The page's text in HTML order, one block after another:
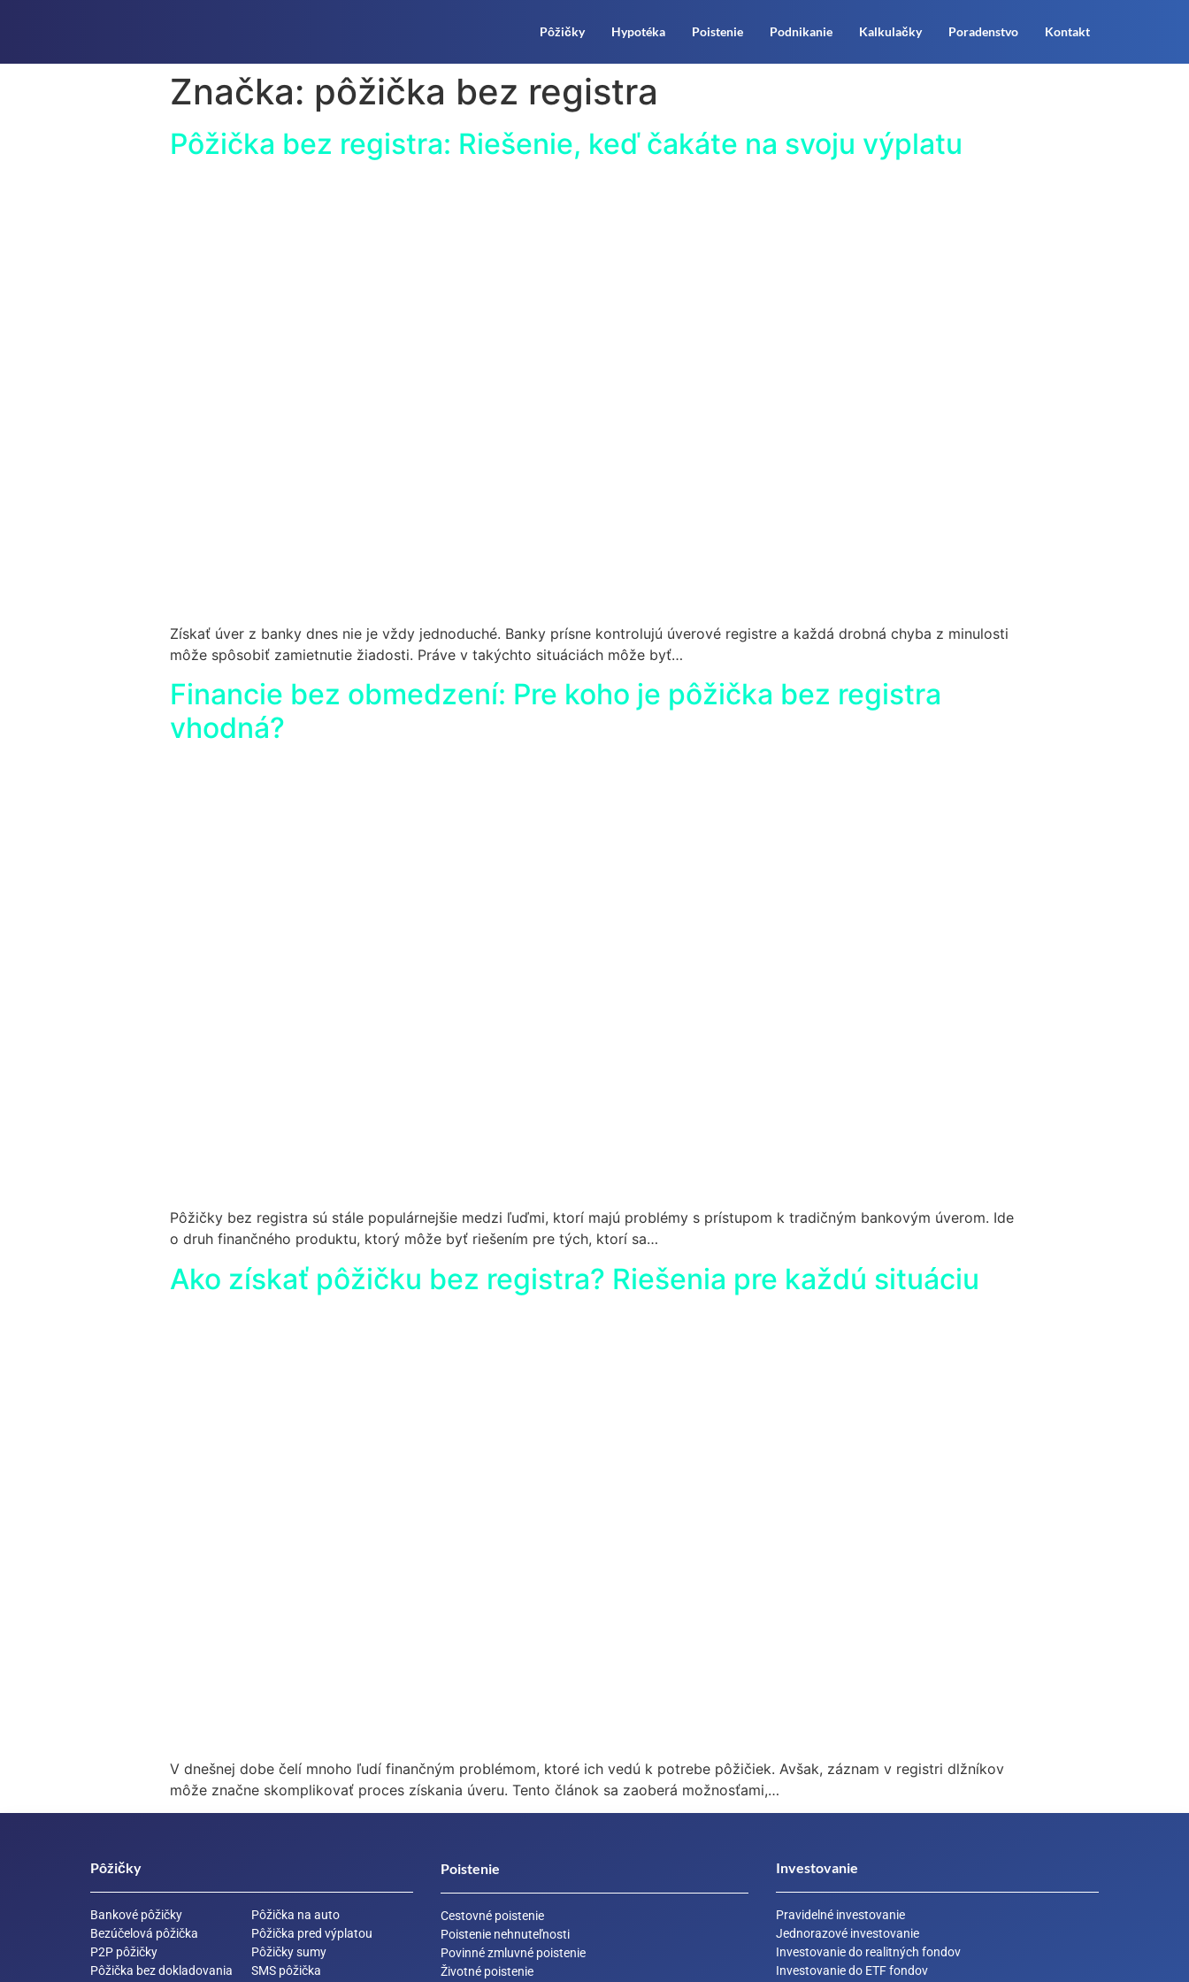
Pôžičky Hypotéka Poistenie Podnikanie Kalkulačky Poradenstvo Kontakt
Značka: pôžička bez registra
Pôžička bez registra: Riešenie, keď čakáte na svoju výplatu
Získať úver z banky dnes nie je vždy jednoduché. Banky prísne kontrolujú úverové registre a každá drobná chyba z minulosti
môže spôsobiť zamietnutie žiadosti. Práve v takýchto situáciách môže byť…
Financie bez obmedzení: Pre koho je pôžička bez registra
vhodná?
Pôžičky bez registra sú stále populárnejšie medzi ľuďmi, ktorí majú problémy s prístupom k tradičným bankovým úverom. Ide
o druh finančného produktu, ktorý môže byť riešením pre tých, ktorí sa…
Ako získať pôžičku bez registra? Riešenia pre každú situáciu
V dnešnej dobe čelí mnoho ľudí finančným problémom, ktoré ich vedú k potrebe pôžičiek. Avšak, záznam v registri dlžníkov
môže značne skomplikovať proces získania úveru. Tento článok sa zaoberá možnosťami,…
Pôžičky
Bankové pôžičky
Bezúčelová pôžička
P2P pôžičky
Pôžička bez dokladovania
Pôžička na auto
Pôžička pred výplatou
Pôžičky sumy
SMS pôžička
Poistenie
Cestovné poistenie
Poistenie nehnuteľnosti
Povinné zmluvné poistenie
Životné poistenie
Investovanie
Pravidelné investovanie
Jednorazové investovanie
Investovanie do realitných fondov
Investovanie do ETF fondov